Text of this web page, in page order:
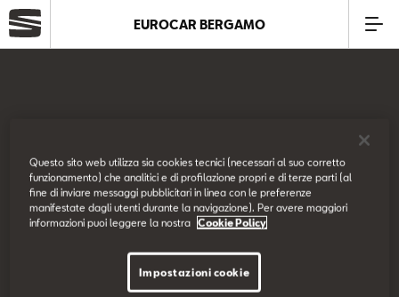
Offerte
EUROCAR BERGAMO
Prova su strada
Questo sito web utilizza sia cookies tecnici (necessari al suo corretto
funzionamento) che analitici e di profilazione propri e di terze parti (al
fine di inviare messaggi pubblicitari in linea con le preferenze
manifestate dagli utenti durante la navigazione). Per avere maggiori
informazioni puoi leggere la nostra
Cookie Policy
Impostazioni cookie